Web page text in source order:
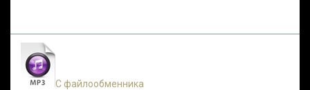
С файлообменника